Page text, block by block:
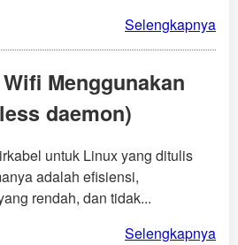
Selengkapnya
Menggunakan
daemon)
untuk Linux yang ditulis
adalah efisiensi,
rendah, dan tidak...
Selengkapnya